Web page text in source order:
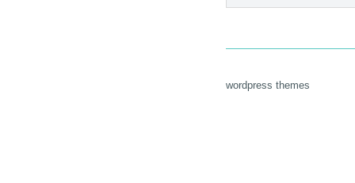
wordpress themes